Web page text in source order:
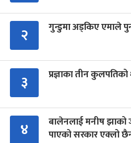
२ गुन्डुमा अड्किए एमाले
३ प्रज्ञाका तीन
४
बालेनलाई मनीष
पाएको सरकार एक्लो